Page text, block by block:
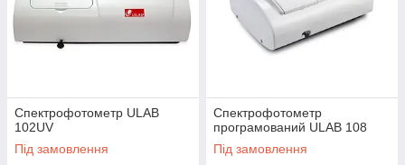
Спектрофотометр ULAB
102UV
Під замовлення
Спектрофотометр
програмований ULAB 108
Під замовлення